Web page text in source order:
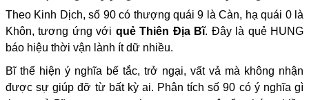
Theo Kinh Dịch, số 90 có thượng quái 9 là Càn, hạ quái 0 là
Khôn, tương ứng với quẻ Thiên Địa Bĩ. Đây là quẻ HUNG
báo hiệu thời vận lành ít dữ nhiều.
Bĩ thể hiện ý nghĩa bế tắc, trở ngại, vất vả mà không nhận
được sự giúp đỡ từ bất kỳ ai. Phân tích số 90 có ý nghĩa gì